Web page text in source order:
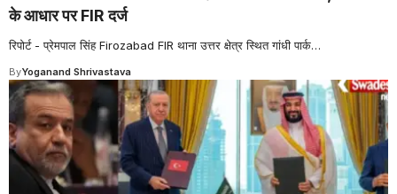
के आधार पर FIR दर्ज
रिपोर्ट - प्रेमपाल सिंह Firozabad FIR थाना उत्तर क्षेत्र स्थित गांधी पार्क…
ByYoganand Shrivastava